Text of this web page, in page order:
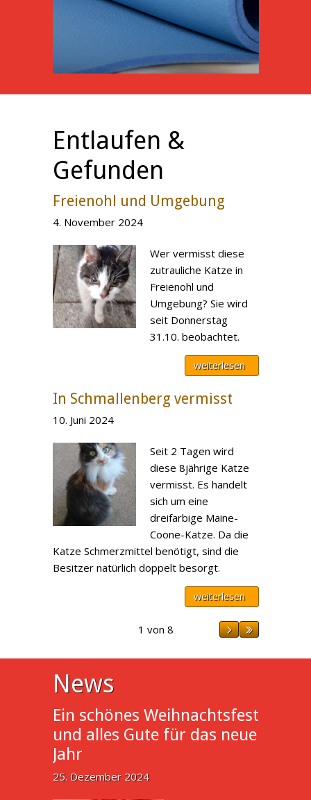
Entlaufen &
Gefunden
Freienohl und Umgebung
4. November 2024
Wer vermisst diese
zutrauliche Katze in
Freienohl und
Umgebung? Sie wird
seit Donnerstag
31.10. beobachtet.
weiterlesen
In Schmallenberg vermisst
10. Juni 2024
Seit 2 Tagen wird
diese 8jährige Katze
vermisst. Es handelt
sich um eine
dreifarbige Maine-
Coone-Katze. Da die
Katze Schmerzmittel benötigt, sind die
Besitzer natürlich doppelt besorgt.
weiterlesen
1 von 8
News
Ein schönes Weihnachtsfest
und alles Gute für das neue
Jahr
25. Dezember 2024